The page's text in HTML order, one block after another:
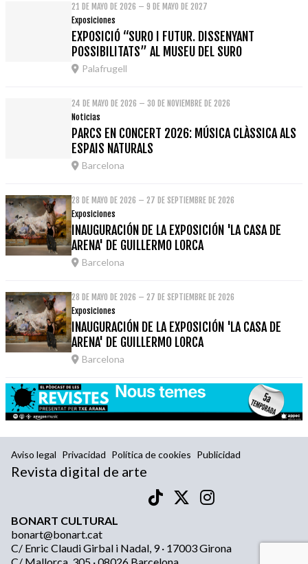
21 DE MAYO DE 2026 – 9 DE MAYO DE 2027
Exposiciones
EXPOSICIÓ “SURO I FUTUR. DISSENYANT
POSSIBILITATS” AL MUSEU DEL SURO
Palafrugell
24 DE MAYO DE 2026 – 30 DE NOVIEMBRE DE 2026
Noticias
PARCS EN CONCERT 2026: MÚSICA CLÀSSICA ALS
ESPAIS NATURALS
Barcelona
28 DE MAYO DE 2026 – 27 DE SEPTIEMBRE DE 2026
Exposiciones
INAUGURACIÓN DE LA EXPOSICIÓN 'LA CASA DE
ARENA' DE GUILLERMO LORCA
Barcelona
28 DE MAYO DE 2026 – 27 DE SEPTIEMBRE DE 2026
Exposiciones
INAUGURACIÓN DE LA EXPOSICIÓN 'LA CASA DE
ARENA' DE GUILLERMO LORCA
Barcelona
Aviso legal Privacidad Política de cookies Publicidad
Revista digital de arte
BONART CULTURAL
bonart@bonart.cat
C/ Enric Claudi Girbal i Nadal, 9 · 17003 Girona
C/ Mallorca, 305 · 08026 Barcelona